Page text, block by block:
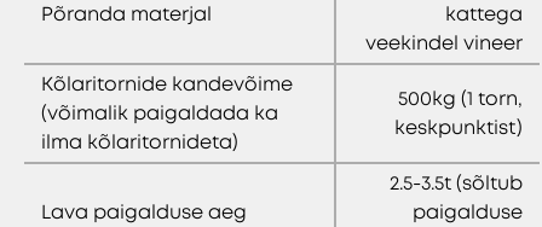
Põranda materjal
kattega
veekindel vineer
Kõlaritornide kandevõime
(võimalik paigaldada ka
ilma kõlaritornideta)
500kg (1 torn,
keskpunktist)
Lava paigalduse aeg
2.5-3.5t (sõltub
paigalduse